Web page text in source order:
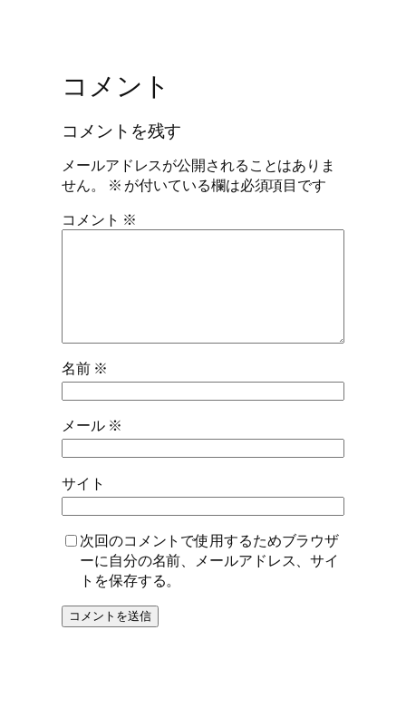
コメント
コメントを残す
メールアドレスが公開されることはありま
せん。
※ が付いている欄は必須項目です
コメント ※
名前 ※
メール ※
サイト
次回のコメントで使用するためブラウザ
ーに自分の名前、メールアドレス、サイ
トを保存する。